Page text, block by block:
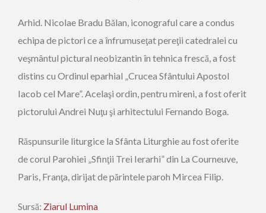
Arhid. Nicolae Bradu Bălan, iconograful care a condus
echipa de pictori ce a înfrumuseţat pereţii catedralei cu
veşmântul pictural neobizantin în tehnica frescă, a fost
distins cu Ordinul eparhial „Crucea Sfântului Apostol
Iacob cel Mare”. Acelaşi ordin, pentru mireni, a fost oferit
pictorului Andrei Nuţu şi arhitectului Fernando Boga.
Răspunsurile liturgice la Sfânta Liturghie au fost oferite
de corul Parohiei „Sfinţii Trei Ierarhi” din La Courneuve,
Paris, Franţa, dirijat de părintele paroh Mircea Filip.
Sursă: Ziarul Lumina